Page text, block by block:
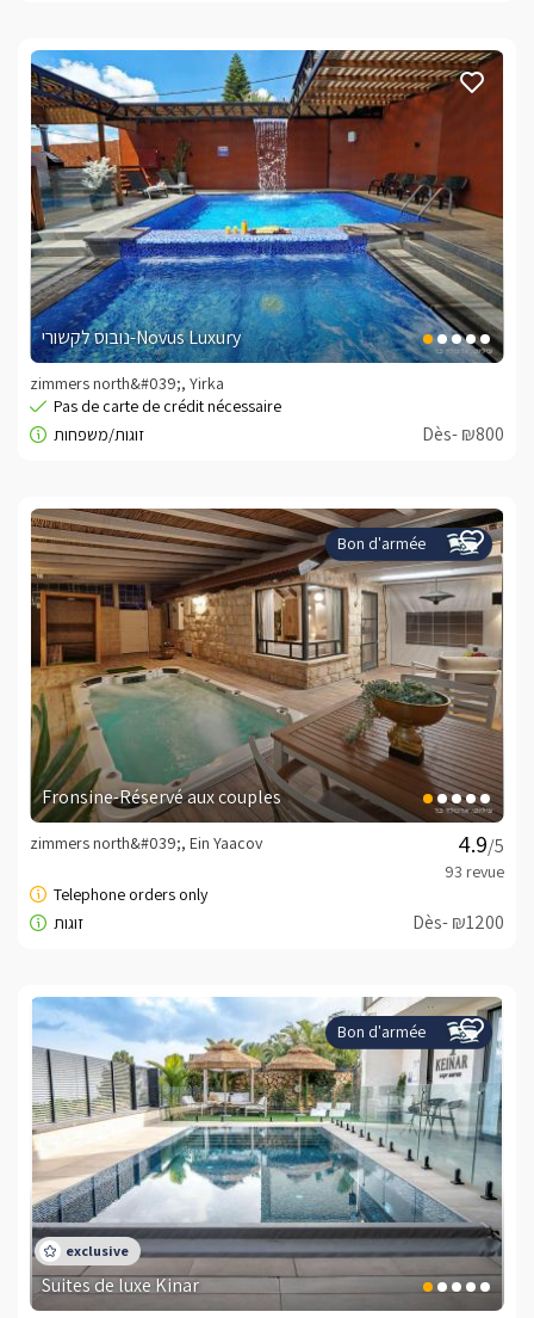
נובוס לקשורי-Novus Luxury
zimmers north&#039;, Yirka
Dès- ₪800
Bon d'armée
Fronsine-Réservé aux couples
/5
zimmers north&#039;, Ein Yaacov
Dès- ₪1200
Bon d'armée
Suites de luxe Kinar